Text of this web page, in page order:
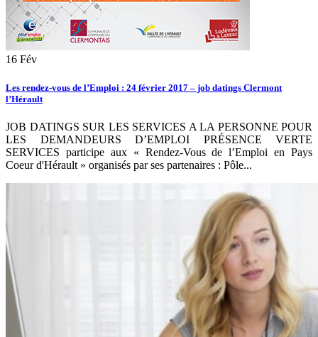
16 Fév
Les rendez-vous de l’Emploi : 24 février 2017 – job datings Clermont
l’Hérault
JOB DATINGS SUR LES SERVICES A LA PERSONNE POUR
LES DEMANDEURS D’EMPLOI PRÉSENCE VERTE
SERVICES participe aux « Rendez-Vous de l’Emploi en Pays
Coeur d'Hérault » organisés par ses partenaires : Pôle...